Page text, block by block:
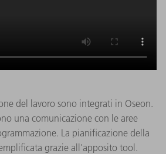
del lavoro sono integrati in Oseon.
una comunicazione con le aree
La pianificazione della
grazie all'apposito tool.